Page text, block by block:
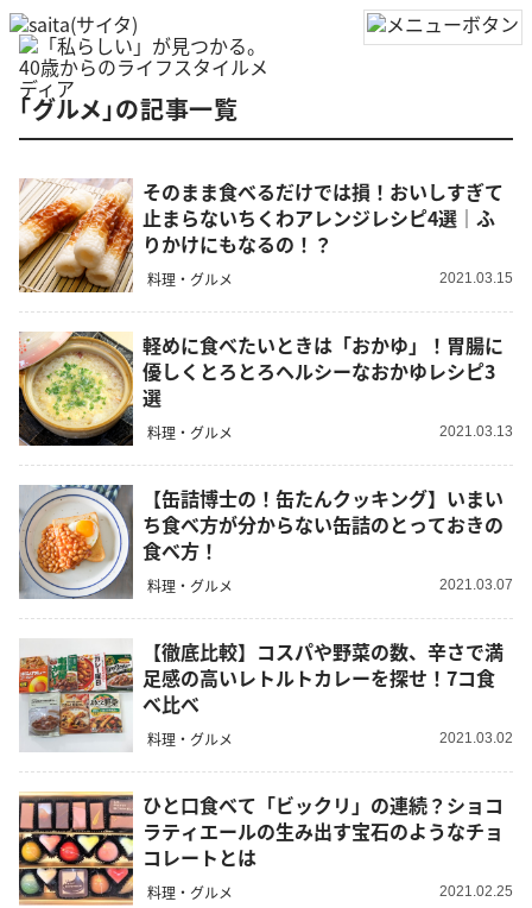
「グルメ」の記事一覧
そのまま食べるだけでは損！おいしすぎて
止まらないちくわアレンジレシピ4選｜ふ
りかけにもなるの！？
料理・グルメ 2021.03.15
軽めに食べたいときは「おかゆ」！胃腸に
優しくとろとろヘルシーなおかゆレシピ3
選
料理・グルメ 2021.03.13
【缶詰博士の！缶たんクッキング】いまい
ち食べ方が分からない缶詰のとっておきの
食べ方！
料理・グルメ 2021.03.07
【徹底比較】コスパや野菜の数、辛さで満
足感の高いレトルトカレーを探せ！7コ食
べ比べ
料理・グルメ 2021.03.02
ひと口食べて「ビックリ」の連続？ショコ
ラティエールの生み出す宝石のようなチョ
コレートとは
料理・グルメ 2021.02.25